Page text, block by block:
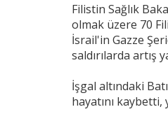
Filistin Sağlık
olmak üzere 70
İsrail'in Gazze
saldırılarda artış
İşgal altındaki
hayatını kaybetti,